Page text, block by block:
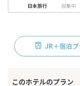
日本旅行 収集中
JR＋宿泊プ